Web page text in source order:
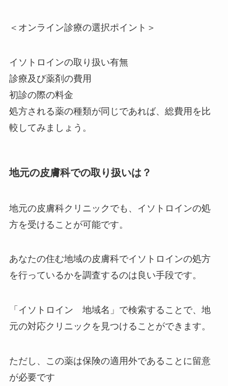
＜オンライン診療の選択ポイント＞
イソトロインの取り扱い有無
診療及び薬剤の費用
初診の際の料金
処方される薬の種類が同じであれば、総費用を比
較してみましょう。
地元の皮膚科での取り扱いは？
地元の皮膚科クリニックでも、イソトロインの処
方を受けることが可能です。
あなたの住む地域の皮膚科でイソトロインの処方
を行っているかを調査するのは良い手段です。
「イソトロイン 地域名」で検索することで、地
元の対応クリニックを見つけることができます。
ただし、この薬は保険の適用外であることに留意
が必要です